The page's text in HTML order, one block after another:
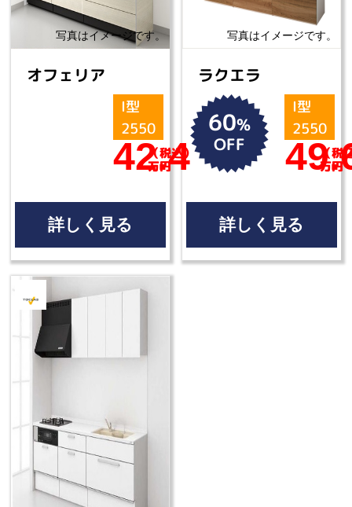
オフェリア
I型
2550
42.4
（税込）
万円
詳しく見る
ラクエラ
60%
OFF
I型
2550
（税
万円
詳しく見る